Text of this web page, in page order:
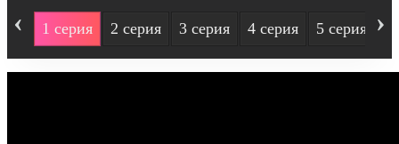
‹ 1 серия 2 серия 3 серия 4 серия 5 серия ›